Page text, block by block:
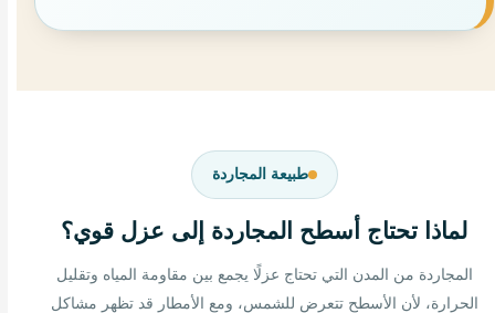
طبيعة المجاردة
لماذا تحتاج أسطح المجاردة إلى عزل قوي؟
المجاردة من المدن التي تحتاج عزلًا يجمع بين مقاومة المياه وتقليل
الحرارة، لأن الأسطح تتعرض للشمس، ومع الأمطار قد تظهر مشاكل